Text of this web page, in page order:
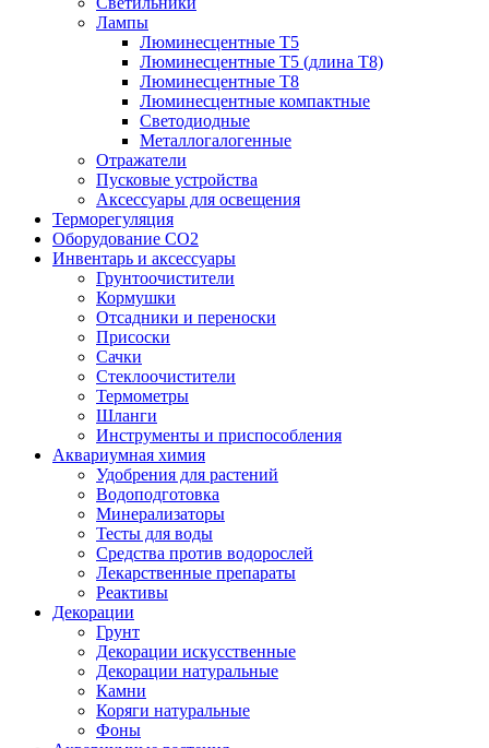
Лампы
Люминесцентные T5
Люминесцентные T5 (длина T8)
Люминесцентные T8
Люминесцентные компактные
Светодиодные
Металлогалогенные
Отражатели
Пусковые устройства
Аксессуары для освещения
Терморегуляция
Оборудование CO2
Инвентарь и аксессуары
Грунтоочистители
Кормушки
Отсадники и переноски
Присоски
Сачки
Стеклоочистители
Термометры
Шланги
Инструменты и приспособления
Аквариумная химия
Удобрения для растений
Водоподготовка
Минерализаторы
Тесты для воды
Средства против водорослей
Лекарственные препараты
Реактивы
Декорации
Грунт
Декорации искусственные
Декорации натуральные
Камни
Коряги натуральные
Фоны